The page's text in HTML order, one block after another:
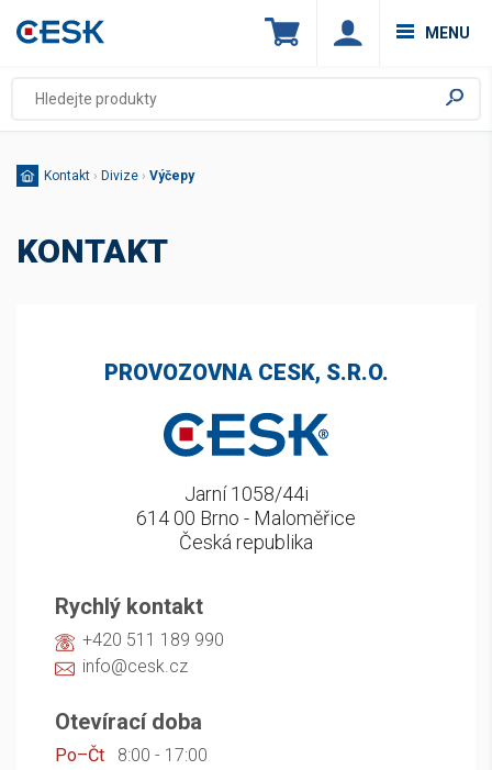
MENU
Kontakt › Divize › Výčepy
KONTAKT
PROVOZOVNA CESK, S.R.O.
Jarní 1058/44i
614 00 Brno - Maloměřice
Česká republika
Rychlý kontakt
+420 511 189 990
info@cesk.cz
Otevírací doba
Po–Čt 8:00 - 17:00